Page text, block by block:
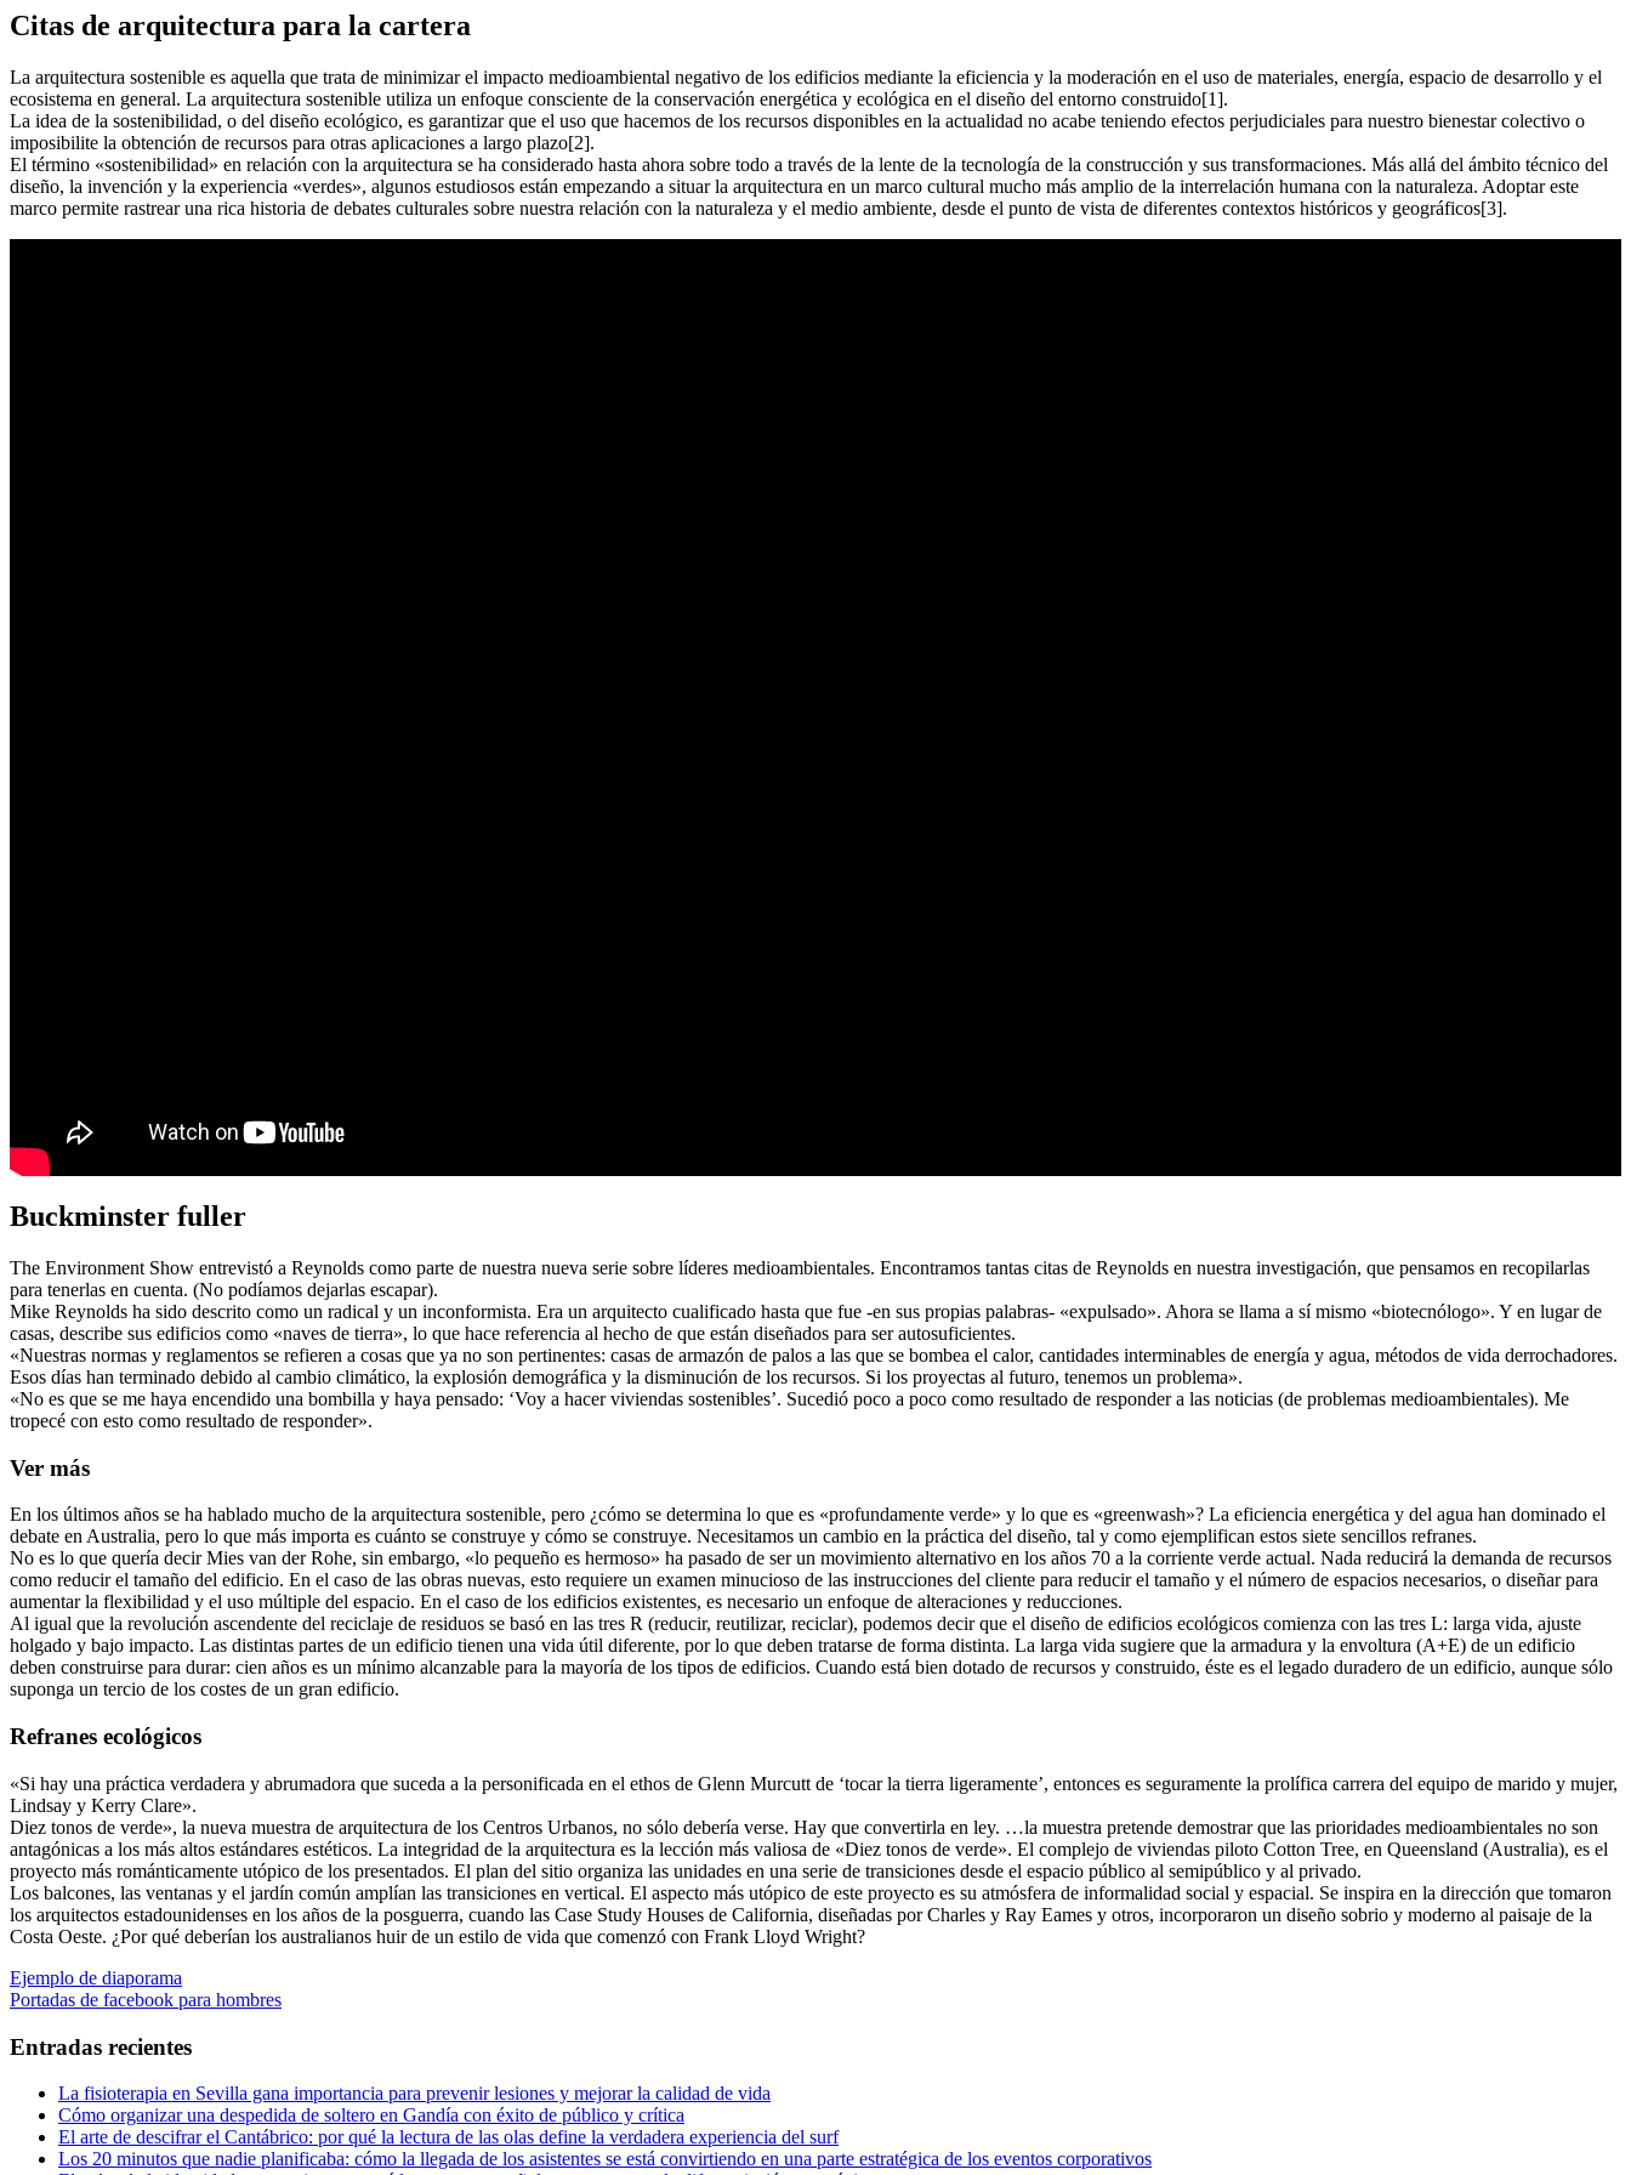
Citas de arquitectura para la cartera
La arquitectura sostenible es aquella que trata de minimizar el impacto medioambiental negativo de los edificios mediante la eficiencia y la moderación en el uso de materiales, energía, espacio de desarrollo y el
ecosistema en general. La arquitectura sostenible utiliza un enfoque consciente de la conservación energética y ecológica en el diseño del entorno construido[1].
La idea de la sostenibilidad, o del diseño ecológico, es garantizar que el uso que hacemos de los recursos disponibles en la actualidad no acabe teniendo efectos perjudiciales para nuestro bienestar colectivo o
imposibilite la obtención de recursos para otras aplicaciones a largo plazo[2].
El término «sostenibilidad» en relación con la arquitectura se ha considerado hasta ahora sobre todo a través de la lente de la tecnología de la construcción y sus transformaciones. Más allá del ámbito técnico del
diseño, la invención y la experiencia «verdes», algunos estudiosos están empezando a situar la arquitectura en un marco cultural mucho más amplio de la interrelación humana con la naturaleza. Adoptar este
marco permite rastrear una rica historia de debates culturales sobre nuestra relación con la naturaleza y el medio ambiente, desde el punto de vista de diferentes contextos históricos y geográficos[3].
Buckminster fuller
The Environment Show entrevistó a Reynolds como parte de nuestra nueva serie sobre líderes medioambientales. Encontramos tantas citas de Reynolds en nuestra investigación, que pensamos en recopilarlas
para tenerlas en cuenta. (No podíamos dejarlas escapar).
Mike Reynolds ha sido descrito como un radical y un inconformista. Era un arquitecto cualificado hasta que fue -en sus propias palabras- «expulsado». Ahora se llama a sí mismo «biotecnólogo». Y en lugar de
casas, describe sus edificios como «naves de tierra», lo que hace referencia al hecho de que están diseñados para ser autosuficientes.
«Nuestras normas y reglamentos se refieren a cosas que ya no son pertinentes: casas de armazón de palos a las que se bombea el calor, cantidades interminables de energía y agua, métodos de vida derrochadores.
Esos días han terminado debido al cambio climático, la explosión demográfica y la disminución de los recursos. Si los proyectas al futuro, tenemos un problema».
«No es que se me haya encendido una bombilla y haya pensado: ‘Voy a hacer viviendas sostenibles’. Sucedió poco a poco como resultado de responder a las noticias (de problemas medioambientales). Me
tropecé con esto como resultado de responder».
Ver más
En los últimos años se ha hablado mucho de la arquitectura sostenible, pero ¿cómo se determina lo que es «profundamente verde» y lo que es «greenwash»? La eficiencia energética y del agua han dominado el
debate en Australia, pero lo que más importa es cuánto se construye y cómo se construye. Necesitamos un cambio en la práctica del diseño, tal y como ejemplifican estos siete sencillos refranes.
No es lo que quería decir Mies van der Rohe, sin embargo, «lo pequeño es hermoso» ha pasado de ser un movimiento alternativo en los años 70 a la corriente verde actual. Nada reducirá la demanda de recursos
como reducir el tamaño del edificio. En el caso de las obras nuevas, esto requiere un examen minucioso de las instrucciones del cliente para reducir el tamaño y el número de espacios necesarios, o diseñar para
aumentar la flexibilidad y el uso múltiple del espacio. En el caso de los edificios existentes, es necesario un enfoque de alteraciones y reducciones.
Al igual que la revolución ascendente del reciclaje de residuos se basó en las tres R (reducir, reutilizar, reciclar), podemos decir que el diseño de edificios ecológicos comienza con las tres L: larga vida, ajuste
holgado y bajo impacto. Las distintas partes de un edificio tienen una vida útil diferente, por lo que deben tratarse de forma distinta. La larga vida sugiere que la armadura y la envoltura (A+E) de un edificio
deben construirse para durar: cien años es un mínimo alcanzable para la mayoría de los tipos de edificios. Cuando está bien dotado de recursos y construido, éste es el legado duradero de un edificio, aunque sólo
suponga un tercio de los costes de un gran edificio.
Refranes ecológicos
«Si hay una práctica verdadera y abrumadora que suceda a la personificada en el ethos de Glenn Murcutt de ‘tocar la tierra ligeramente’, entonces es seguramente la prolífica carrera del equipo de marido y mujer,
Lindsay y Kerry Clare».
Diez tonos de verde», la nueva muestra de arquitectura de los Centros Urbanos, no sólo debería verse. Hay que convertirla en ley. …la muestra pretende demostrar que las prioridades medioambientales no son
antagónicas a los más altos estándares estéticos. La integridad de la arquitectura es la lección más valiosa de «Diez tonos de verde». El complejo de viviendas piloto Cotton Tree, en Queensland (Australia), es el
proyecto más románticamente utópico de los presentados. El plan del sitio organiza las unidades en una serie de transiciones desde el espacio público al semipúblico y al privado.
Los balcones, las ventanas y el jardín común amplían las transiciones en vertical. El aspecto más utópico de este proyecto es su atmósfera de informalidad social y espacial. Se inspira en la dirección que tomaron
los arquitectos estadounidenses en los años de la posguerra, cuando las Case Study Houses de California, diseñadas por Charles y Ray Eames y otros, incorporaron un diseño sobrio y moderno al paisaje de la
Costa Oeste. ¿Por qué deberían los australianos huir de un estilo de vida que comenzó con Frank Lloyd Wright?
Navegación
de
entradas
Entrada
anterior:
Ejemplo de diaporama
Entrada
Portadas de facebook para hombres
Entradas recientes
La fisioterapia en Sevilla gana importancia para prevenir lesiones y mejorar la calidad de vida
Cómo organizar una despedida de soltero en Gandía con éxito de público y crítica
El arte de descifrar el Cantábrico: por qué la lectura de las olas define la verdadera experiencia del surf
Los 20 minutos que nadie planificaba: cómo la llegada de los asistentes se está convirtiendo en una parte estratégica de los eventos corporativos